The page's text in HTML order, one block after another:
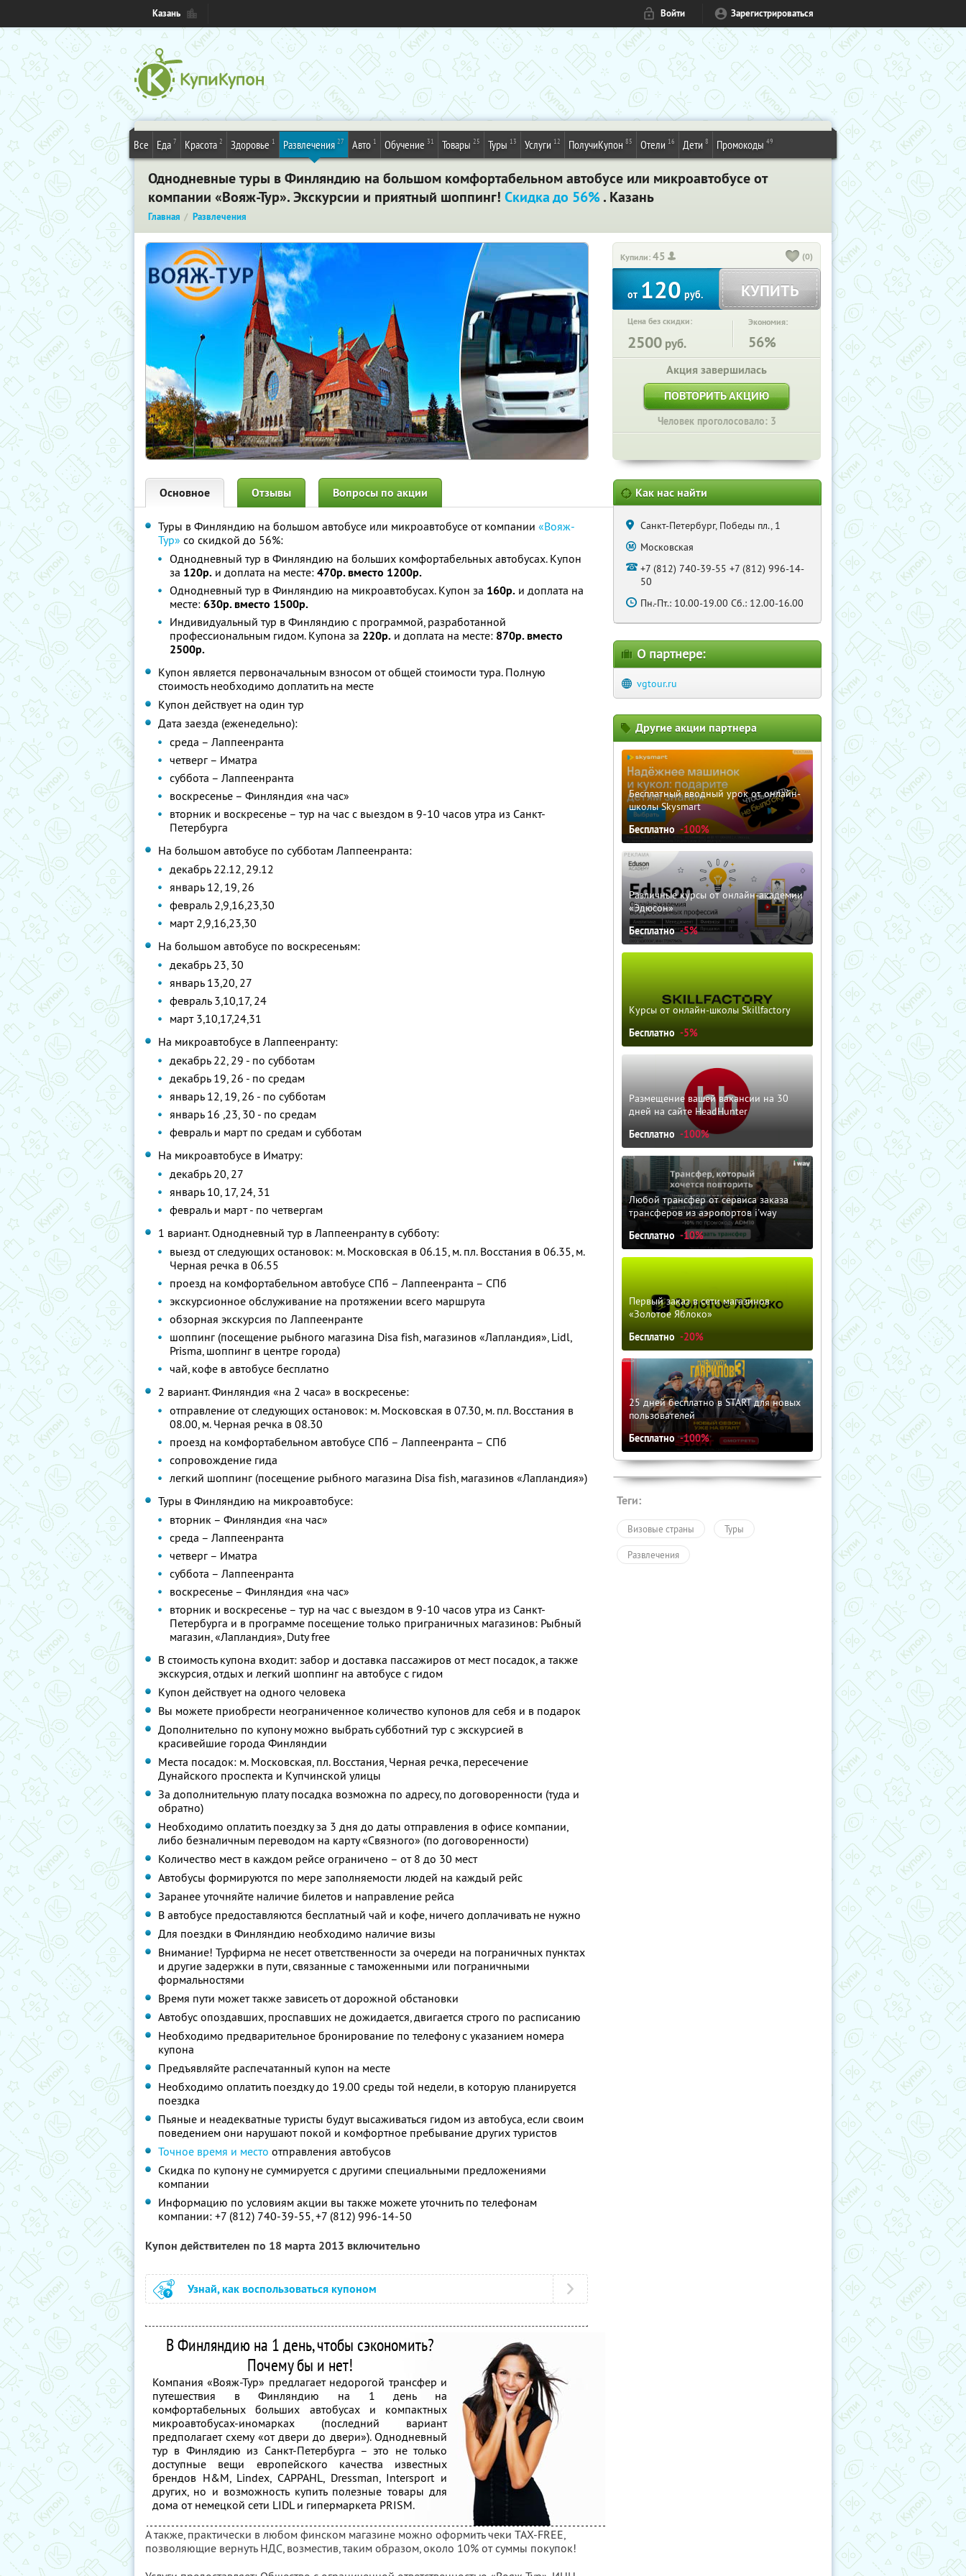
Казань Войти Зарегистрироваться
Все Еда 7 Красота 2 Здоровье 1 Развлечения 27 Авто 1 Обучение 31 Товары 25 Туры 13 Услуги 12 ПолучиКупон 85 Отели 16 Дети 8 Промокоды 49
Однодневные туры в Финляндию на большом комфортабельном автобусе или микроавтобусе от
компании «Вояж-Тур». Экскурсии и приятный шоппинг! Скидка до 56%. Казань
Главная Развлечения
Купили:45 (0)
от120руб. КУПИТЬ
Цена без скидки:
2500 руб.
Экономия:
56%
Акция завершилась
ПОВТОРИТЬ АКЦИЮ
Человек проголосовало: 3
Основное Отзывы Вопросы по акции
Туры в Финляндию на большом автобусе или микроавтобусе от компании «Вояж-
Тур» со скидкой до 56%:
Однодневный тур в Финляндию на больших комфортабельных автобусах. Купон
за 120р. и доплата на месте: 470р. вместо 1200р.
Однодневный тур в Финляндию на микроавтобусах. Купон за 160р. и доплата на
месте: 630р. вместо 1500р.
Индивидуальный тур в Финляндию с программой, разработанной
профессиональным гидом. Купона за 220р. и доплата на месте: 870р. вместо
2500р.
Купон является первоначальным взносом от общей стоимости тура. Полную
стоимость необходимо доплатить на месте
Купон действует на один тур
Дата заезда (еженедельно):
среда – Лаппеенранта
четверг – Иматра
суббота – Лаппеенранта
воскресенье – Финляндия «на час»
вторник и воскресенье – тур на час с выездом в 9-10 часов утра из Санкт-
Петербурга
На большом автобусе по субботам Лаппеенранта:
декабрь 22.12, 29.12
январь 12, 19, 26
февраль 2,9,16,23,30
март 2,9,16,23,30
На большом автобусе по воскресеньям:
декабрь 23, 30
январь 13,20, 27
февраль 3,10,17, 24
март 3,10,17,24,31
На микроавтобусе в Лаппеенранту:
декабрь 22, 29 - по субботам
декабрь 19, 26 - по средам
январь 12, 19, 26 - по субботам
январь 16 ,23, 30 - по средам
февраль и март по средам и субботам
На микроавтобусе в Иматру:
декабрь 20, 27
январь 10, 17, 24, 31
февраль и март - по четвергам
1 вариант. Однодневный тур в Лаппеенранту в субботу:
выезд от следующих остановок: м. Московская в 06.15, м. пл. Восстания в 06.35, м.
Черная речка в 06.55
проезд на комфортабельном автобусе СПб – Лаппеенранта – СПб
экскурсионное обслуживание на протяжении всего маршрута
обзорная экскурсия по Лаппеенранте
шоппинг (посещение рыбного магазина Disa fish, магазинов «Лапландия», Lidl,
Prisma, шоппинг в центре города)
чай, кофе в автобусе бесплатно
2 вариант. Финляндия «на 2 часа» в воскресенье:
отправление от следующих остановок: м. Московская в 07.30, м. пл. Восстания в
08.00, м. Черная речка в 08.30
проезд на комфортабельном автобусе СПб – Лаппеенранта – СПб
сопровождение гида
легкий шоппинг (посещение рыбного магазина Disa fish, магазинов «Лапландия»)
Туры в Финляндию на микроавтобусе:
вторник – Финляндия «на час»
среда – Лаппеенранта
четверг – Иматра
суббота – Лаппеенранта
воскресенье – Финляндия «на час»
вторник и воскресенье – тур на час с выездом в 9-10 часов утра из Санкт-
Петербурга и в программе посещение только приграничных магазинов: Рыбный
магазин, «Лапландия», Duty free
В стоимость купона входит: забор и доставка пассажиров от мест посадок, а также
экскурсия, отдых и легкий шоппинг на автобусе с гидом
Купон действует на одного человека
Вы можете приобрести неограниченное количество купонов для себя и в подарок
Дополнительно по купону можно выбрать субботний тур с экскурсией в
красивейшие города Финляндии
Места посадок: м. Московская, пл. Восстания, Черная речка, пересечение
Дунайского проспекта и Купчинской улицы
За дополнительную плату посадка возможна по адресу, по договоренности (туда и
обратно)
Необходимо оплатить поездку за 3 дня до даты отправления в офисе компании,
либо безналичным переводом на карту «Связного» (по договоренности)
Количество мест в каждом рейсе ограничено – от 8 до 30 мест
Автобусы формируются по мере заполняемости людей на каждый рейс
Заранее уточняйте наличие билетов и направление рейса
В автобусе предоставляются бесплатный чай и кофе, ничего доплачивать не нужно
Для поездки в Финляндию необходимо наличие визы
Внимание! Турфирма не несет ответственности за очереди на пограничных пунктах
и другие задержки в пути, связанные с таможенными или пограничными
формальностями
Время пути может также зависеть от дорожной обстановки
Автобус опоздавших, проспавших не дожидается, двигается строго по расписанию
Необходимо предварительное бронирование по телефону с указанием номера
купона
Предъявляйте распечатанный купон на месте
Необходимо оплатить поездку до 19.00 среды той недели, в которую планируется
поездка
Пьяные и неадекватные туристы будут высаживаться гидом из автобуса, если своим
поведением они нарушают покой и комфортное пребывание других туристов
Точное время и место отправления автобусов
Скидка по купону не суммируется с другими специальными предложениями
компании
Информацию по условиям акции вы также можете уточнить по телефонам
компании: +7 (812) 740-39-55, +7 (812) 996-14-50
Купон действителен по 18 марта 2013 включительно
Узнай, как воспользоваться купоном
В Финляндию на 1 день, чтобы сэкономить?
Почему бы и нет!
Компания «Вояж-Тур» предлагает недорогой трансфер и
путешествия в Финляндию на 1 день на
комфортабельных больших автобусах и компактных
микроавтобусах-иномарках (последний вариант
предполагает схему «от двери до двери»). Однодневный
тур в Финлядию из Санкт-Петербурга – это не только
доступные вещи европейского качества известных
брендов H&M, Lindex, CAPPAHL, Dressman, Intersport и
других, но и возможность купить полезные товары для
дома от немецкой сети LIDL и гипермаркета PRISM.
А также, практически в любом финском магазине можно оформить чеки TAX-FREE,
позволяющие вернуть НДС, возместив, таким образом, около 10% от суммы покупок!
Как нас найти
Санкт-Петербург, Победы пл., 1
Московская
+7 (812) 740-39-55 +7 (812) 996-14-
50
Пн.-Пт.: 10.00-19.00 Cб.: 12.00-16.00
О партнере:
vgtour.ru
Другие акции партнера
Бесплатный вводный урок от онлайн-
школы Skysmart
Бесплатно -100%
Различные курсы от онлайн-академии
«Эдюсон»
Бесплатно -5%
Курсы от онлайн-школы Skillfactory
Бесплатно -5%
Размещение вашей вакансии на 30
дней на сайте HeadHunter
Бесплатно -100%
Любой трансфер от сервиса заказа
трансферов из аэропортов i'way
Бесплатно -10%
Первый заказ в сети магазинов
«Золотое Яблоко»
Бесплатно -20%
25 дней бесплатно в START для новых
пользователей
Бесплатно -100%
Теги:
Визовые страны Туры
Развлечения